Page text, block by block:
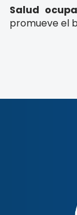
Salud
promueve el